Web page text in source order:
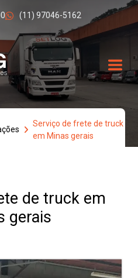
(11) 97046-5162
Serviço de frete de truck
em Minas gerais
de truck em
gerais